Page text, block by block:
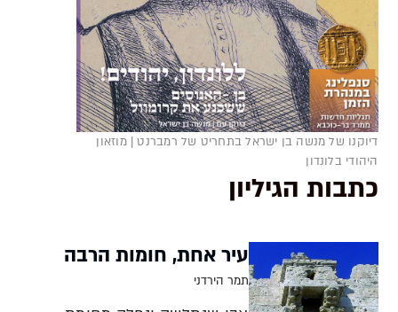
דיוקנו של מנשה בן ישראל בתחריט של רמברנט | מוזאון
היהודי בלונדון
כתבות הגיליון
עיר אחת, חומות הרבה
תמר הירדני